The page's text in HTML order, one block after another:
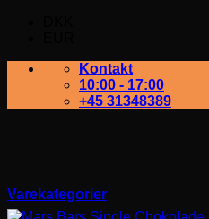
Kontakt
10:00 - 17:00
+45 31348389
Varekategorier